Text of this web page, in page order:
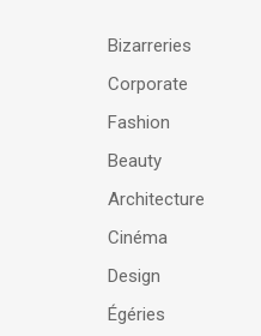
Bizarreries
Corporate
Fashion
Beauty
Architecture
Cinéma
Design
Égéries